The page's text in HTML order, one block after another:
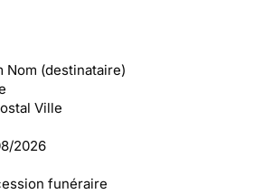
Nom (destinataire)
Ville
2026
funéraire